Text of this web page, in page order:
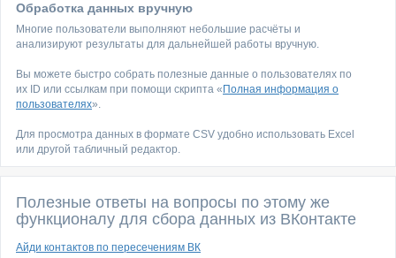
Обработка данных вручную
Многие пользователи выполняют небольшие расчёты и
анализируют результаты для дальнейшей работы вручную.
Вы можете быстро собрать полезные данные о пользователях по
их ID или ссылкам при помощи скрипта « Полная информация о
пользователях».
Для просмотра данных в формате CSV удобно использовать Excel
или другой табличный редактор.
Полезные ответы на вопросы по этому же
функционалу для сбора данных из ВКонтакте
Айди контактов по пересечениям ВК